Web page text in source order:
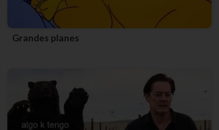
Grandes planes